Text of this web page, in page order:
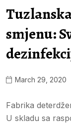
smjenu:
March 29, 2020
Fabrika
U skladu sa